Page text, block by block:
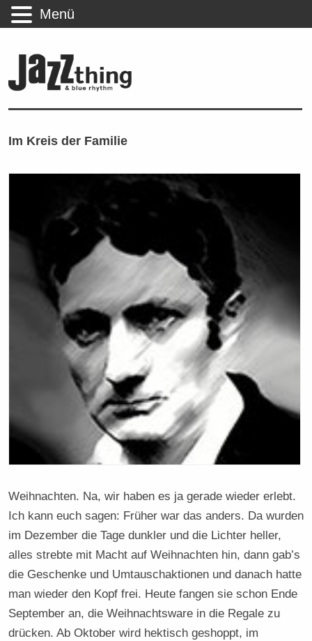
Im Kreis der Familie
Weihnachten. Na, wir haben es ja gerade wieder erlebt.
Ich kann euch sagen: Früher war das anders. Da wurden
im Dezember die Tage dunkler und die Lichter heller,
alles strebte mit Macht auf Weihnachten hin, dann gab’s
die Geschenke und Umtauschaktionen und danach hatte
man wieder den Kopf frei. Heute fangen sie schon Ende
September an, die Weihnachtsware in die Regale zu
drücken. Ab Oktober wird hektisch geshoppt, im
Menü